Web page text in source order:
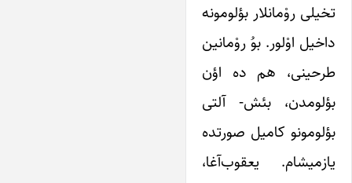
تخیلی روْمانلار بؤلومونه
داخیل اوْلور. بوُ روْمانین
طرحینی، هم ده اؤن
بؤلومدن، بئش- آلتی
بؤلومونو کامیل صورتده
یازمیشام. یعقوب‌آغا،